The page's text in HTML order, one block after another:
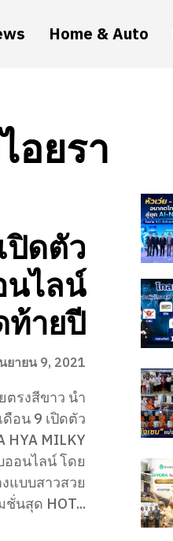
Home & Auto
อยรา
ปิดตัว
ไลน์
ท้ายปี
ยายน 9, 2021
ตรงสีขาว นำ
อน 9 เปิดตัว
MILKY
อนไลน์ โดย
แบบสาวสวย
นสุด HOT...